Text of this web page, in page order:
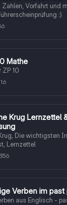
Zahlen, Vorfahrt und
:)
Mathe
ZP 10
Krug Lernzettel
Die wichtigsten
Lernzettel
Verben im
aus Englisch -